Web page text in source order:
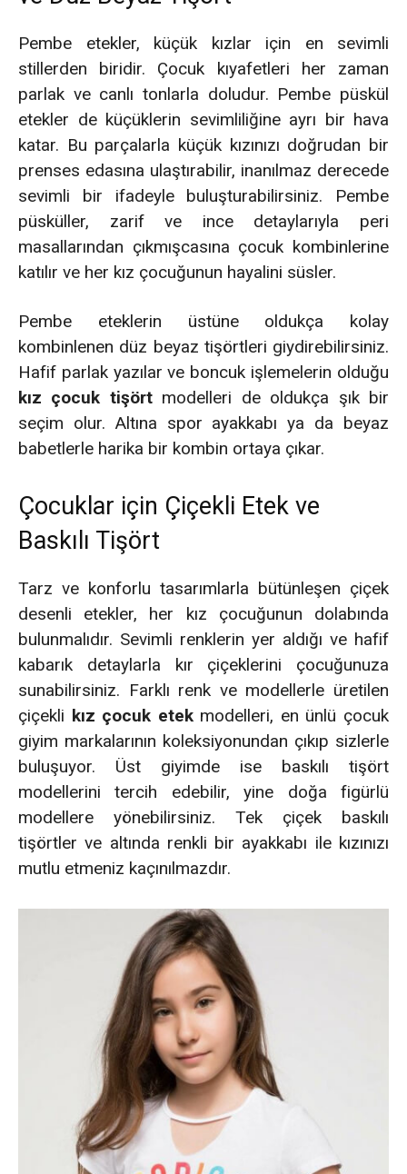
Pembe etekler, küçük kızlar için en sevimli
stillerden biridir. Çocuk kıyafetleri her zaman
parlak ve canlı tonlarla doludur. Pembe püskül
etekler de küçüklerin sevimliliğine ayrı bir hava
katar. Bu parçalarla küçük kızınızı doğrudan bir
prenses edasına ulaştırabilir, inanılmaz derecede
sevimli bir ifadeyle buluşturabilirsiniz. Pembe
püsküller, zarif ve ince detaylarıyla peri
masallarından çıkmışcasına çocuk kombinlerine
katılır ve her kız çocuğunun hayalini süsler.
Pembe eteklerin üstüne oldukça kolay
kombinlenen düz beyaz tişörtleri giydirebilirsiniz.
Hafif parlak yazılar ve boncuk işlemelerin olduğu
kız çocuk tişörtmodelleri de oldukça şık bir
seçim olur. Altına spor ayakkabı ya da beyaz
babetlerle harika bir kombin ortaya çıkar.
Çocuklar için Çiçekli Etek ve
Baskılı Tişört
Tarz ve konforlu tasarımlarla bütünleşen çiçek
desenli etekler, her kız çocuğunun dolabında
bulunmalıdır. Sevimli renklerin yer aldığı ve hafif
kabarık detaylarla kır çiçeklerini çocuğunuza
sunabilirsiniz. Farklı renk ve modellerle üretilen
çiçekli kız çocuk etekmodelleri, en ünlü çocuk
giyim markalarının koleksiyonundan çıkıp sizlerle
buluşuyor. Üst giyimde ise baskılı tişört
modellerini tercih edebilir, yine doğa figürlü
modellere yönebilirsiniz. Tek çiçek baskılı
tişörtler ve altında renkli bir ayakkabı ile kızınızı
mutlu etmeniz kaçınılmazdır.